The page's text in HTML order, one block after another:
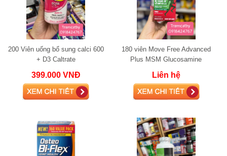
200 Viên uống bổ sung calci 600
+ D3 Caltrate
399.000 VNĐ
180 viên Move Free Advanced
Plus MSM Glucosamine
Mỹ
Liên hệ